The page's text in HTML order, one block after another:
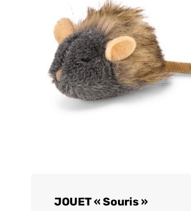
JOUET « Souris »